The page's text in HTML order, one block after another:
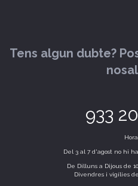
Tens algun dubte?
933
Del 3 al 7 d'agost no hi
De Dilluns a Dijous de
Divendres i vigílies